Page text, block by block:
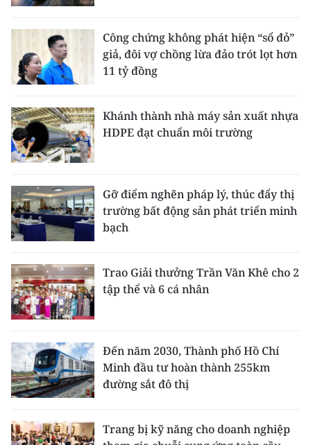
Công chứng không phát hiện “sổ đỏ”
giả, đôi vợ chồng lừa đảo trót lọt hơn
11 tỷ đồng
Khánh thành nhà máy sản xuất nhựa
HDPE đạt chuẩn môi trường
Gỡ điểm nghẽn pháp lý, thúc đẩy thị
trường bất động sản phát triển minh
bạch
Trao Giải thưởng Trần Văn Khê cho 2
tập thể và 6 cá nhân
Đến năm 2030, Thành phố Hồ Chí
Minh đầu tư hoàn thành 255km
đường sắt đô thị
Trang bị kỹ năng cho doanh nghiệp